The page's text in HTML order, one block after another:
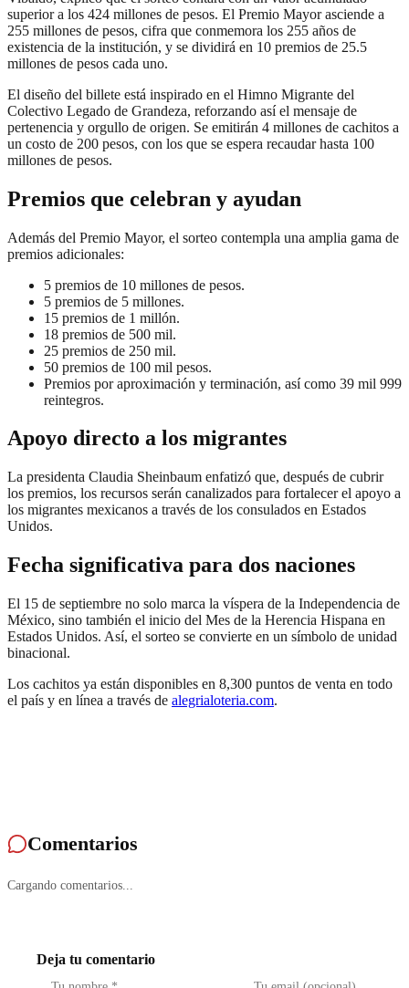
superior a los 424 millones de pesos. El Premio Mayor asciende a
255 millones de pesos, cifra que conmemora los 255 años de
existencia de la institución, y se dividirá en 10 premios de 25.5
millones de pesos cada uno.
El diseño del billete está inspirado en el Himno Migrante del
Colectivo Legado de Grandeza, reforzando así el mensaje de
pertenencia y orgullo de origen. Se emitirán 4 millones de cachitos a
un costo de 200 pesos, con los que se espera recaudar hasta 100
millones de pesos.
Premios que celebran y ayudan
Además del Premio Mayor, el sorteo contempla una amplia gama de
premios adicionales:
5 premios de 10 millones de pesos.
5 premios de 5 millones.
15 premios de 1 millón.
18 premios de 500 mil.
25 premios de 250 mil.
50 premios de 100 mil pesos.
Premios por aproximación y terminación, así como 39 mil 999
reintegros.
Apoyo directo a los migrantes
La presidenta Claudia Sheinbaum enfatizó que, después de cubrir
los premios, los recursos serán canalizados para fortalecer el apoyo a
los migrantes mexicanos a través de los consulados en Estados
Unidos.
Fecha significativa para dos naciones
El 15 de septiembre no solo marca la víspera de la Independencia de
México, sino también el inicio del Mes de la Herencia Hispana en
Estados Unidos. Así, el sorteo se convierte en un símbolo de unidad
binacional.
Los cachitos ya están disponibles en 8,300 puntos de venta en todo
el país y en línea a través de alegrialoteria.com.
Comentarios
Cargando comentarios...
Deja tu comentario